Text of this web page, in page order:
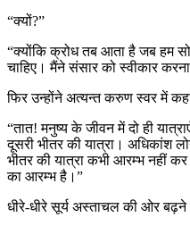
“क्यों?”
“क्योंकि क्रोध तब आता है जब हम
चाहिए। मैंने संसार को स्वीकार
फिर उन्होंने अत्यन्त करुण स्वर में
“तात! मनुष्य के जीवन में दो ही
दूसरी भीतर की यात्रा। अधिकांश
भीतर की यात्रा कभी आरम्भ नहीं
का आरम्भ है।”
धीरे-धीरे सूर्य अस्ताचल की ओर बढ़ने